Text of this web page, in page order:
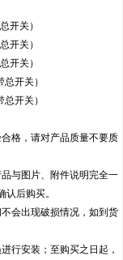
开关）
开关）
开关）
开关）
开关）
格，请对产品质量不要质
与图片、附件说明完全一
后购买。
会出现破损情况，如到货
行安装；至购买之日起，